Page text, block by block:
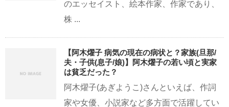
のエッセイスト、絵本作家、作家であり、
株 ...
【阿木燿子 病気の現在の病状と？家族(旦那/
夫・子供(息子/娘)】阿木燿子の若い頃と実家
は貧乏だった？
阿木燿子(あぎようこ)さんといえば、作詞
家や女優、小説家など多方面で活躍してい